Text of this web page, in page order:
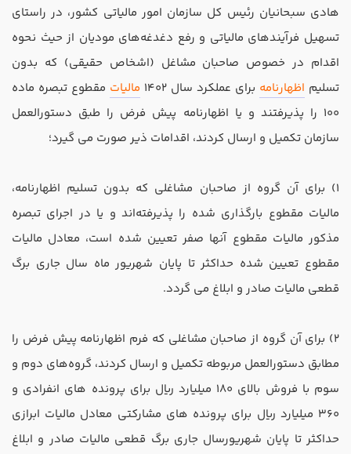
هادی سبحانیان رئیس کل سازمان امور مالیاتی کشور، در راستای
تسهیل فرآیندهای مالیاتی و رفع دغدغه‌های مودیان از حیث نحوه
اقدام در خصوص صاحبان مشاغل (اشخاص حقیقی) که بدون
تسلیم اظهارنامه برای عملکرد سال 1402 مالیات مقطوع تبصره ماده
100 را پذیرفتند و یا اظهارنامه پیش فرض را طبق دستورالعمل
سازمان تکمیل و ارسال کردند، اقدامات ذیر صورت می گیرد؛
1) برای آن گروه از صاحبان مشاغلی که بدون تسلیم اظهارنامه،
مالیات مقطوع بارگذاری شده را پذیرفته‌اند و یا در اجرای تبصره
مذکور مالیات مقطوع آنها صفر تعیین شده است، معادل مالیات
مقطوع تعیین شده حداکثر تا پایان شهریور ماه سال جاری برگ
قطعی مالیات صادر و ابلاغ می گردد.
2) برای آن گروه از صاحبان مشاغلی که فرم اظهارنامه پیش فرض را
مطابق دستورالعمل مربوطه تکمیل و ارسال کردند، گروه‌های دوم و
سوم با فروش بالای 180 میلیارد ریال برای پرونده‌ های انفرادی و
360 میلیارد ریال برای پرونده ‌های مشارکتی معادل مالیات ابرازی
حداکثر تا پایان شهریورسال جاری برگ قطعی مالیات صادر و ابلاغ
استخدام و شروع کار حسابداری
ثبت شرکت حسابداری
تدریس
ارتقا به حسابدار حرفه ای
درخواست تعیین سطح